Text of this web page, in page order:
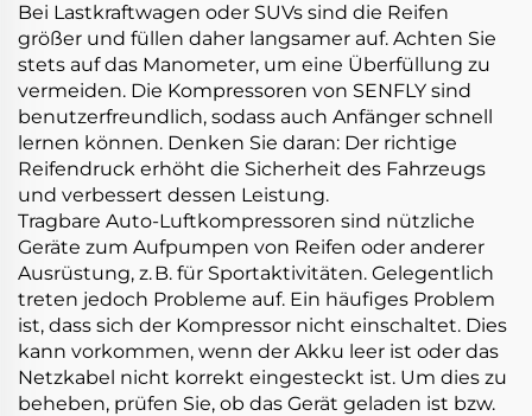
Bei Lastkraftwagen oder SUVs sind die Reifen
größer und füllen daher langsamer auf. Achten Sie
stets auf das Manometer, um eine Überfüllung zu
vermeiden. Die Kompressoren von SENFLY sind
benutzerfreundlich, sodass auch Anfänger schnell
lernen können. Denken Sie daran: Der richtige
Reifendruck erhöht die Sicherheit des Fahrzeugs
und verbessert dessen Leistung.
Tragbare Auto-Luftkompressoren sind nützliche
Geräte zum Aufpumpen von Reifen oder anderer
Ausrüstung, z. B. für Sportaktivitäten. Gelegentlich
treten jedoch Probleme auf. Ein häufiges Problem
ist, dass sich der Kompressor nicht einschaltet. Dies
kann vorkommen, wenn der Akku leer ist oder das
Netzkabel nicht korrekt eingesteckt ist. Um dies zu
beheben, prüfen Sie, ob das Gerät geladen ist bzw.